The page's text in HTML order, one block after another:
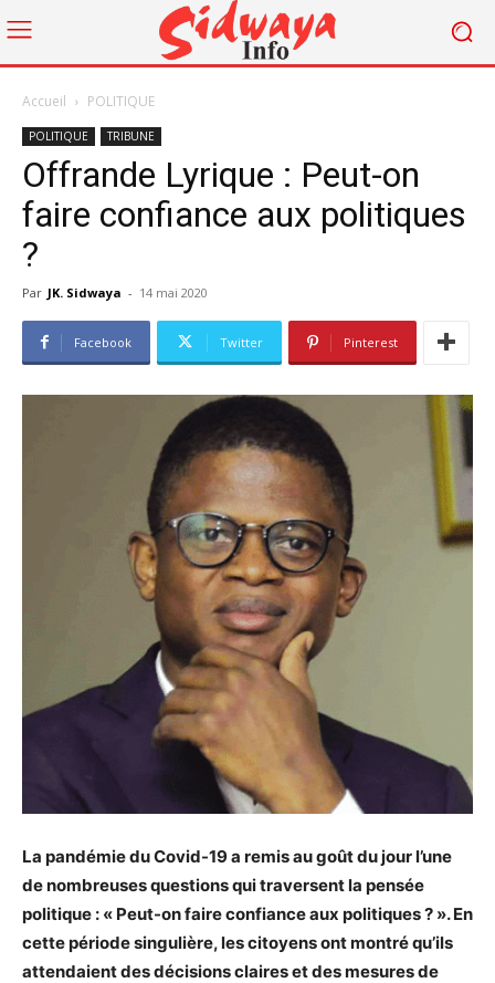
Accueil POLITIQUE
POLITIQUE TRIBUNE
Offrande Lyrique : Peut-on
faire confiance aux politiques
?
Par JK. Sidwaya - 14 mai 2020
Facebook Twitter Pinterest
La pandémie du Covid-19 a remis au goût du jour l’une
de nombreuses questions qui traversent la pensée
politique : « Peut-on faire confiance aux politiques ? ». En
cette période singulière, les citoyens ont montré qu’ils
attendaient des décisions claires et des mesures de